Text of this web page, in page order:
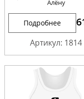
Алёну
Подробнее
Артикул: 1814